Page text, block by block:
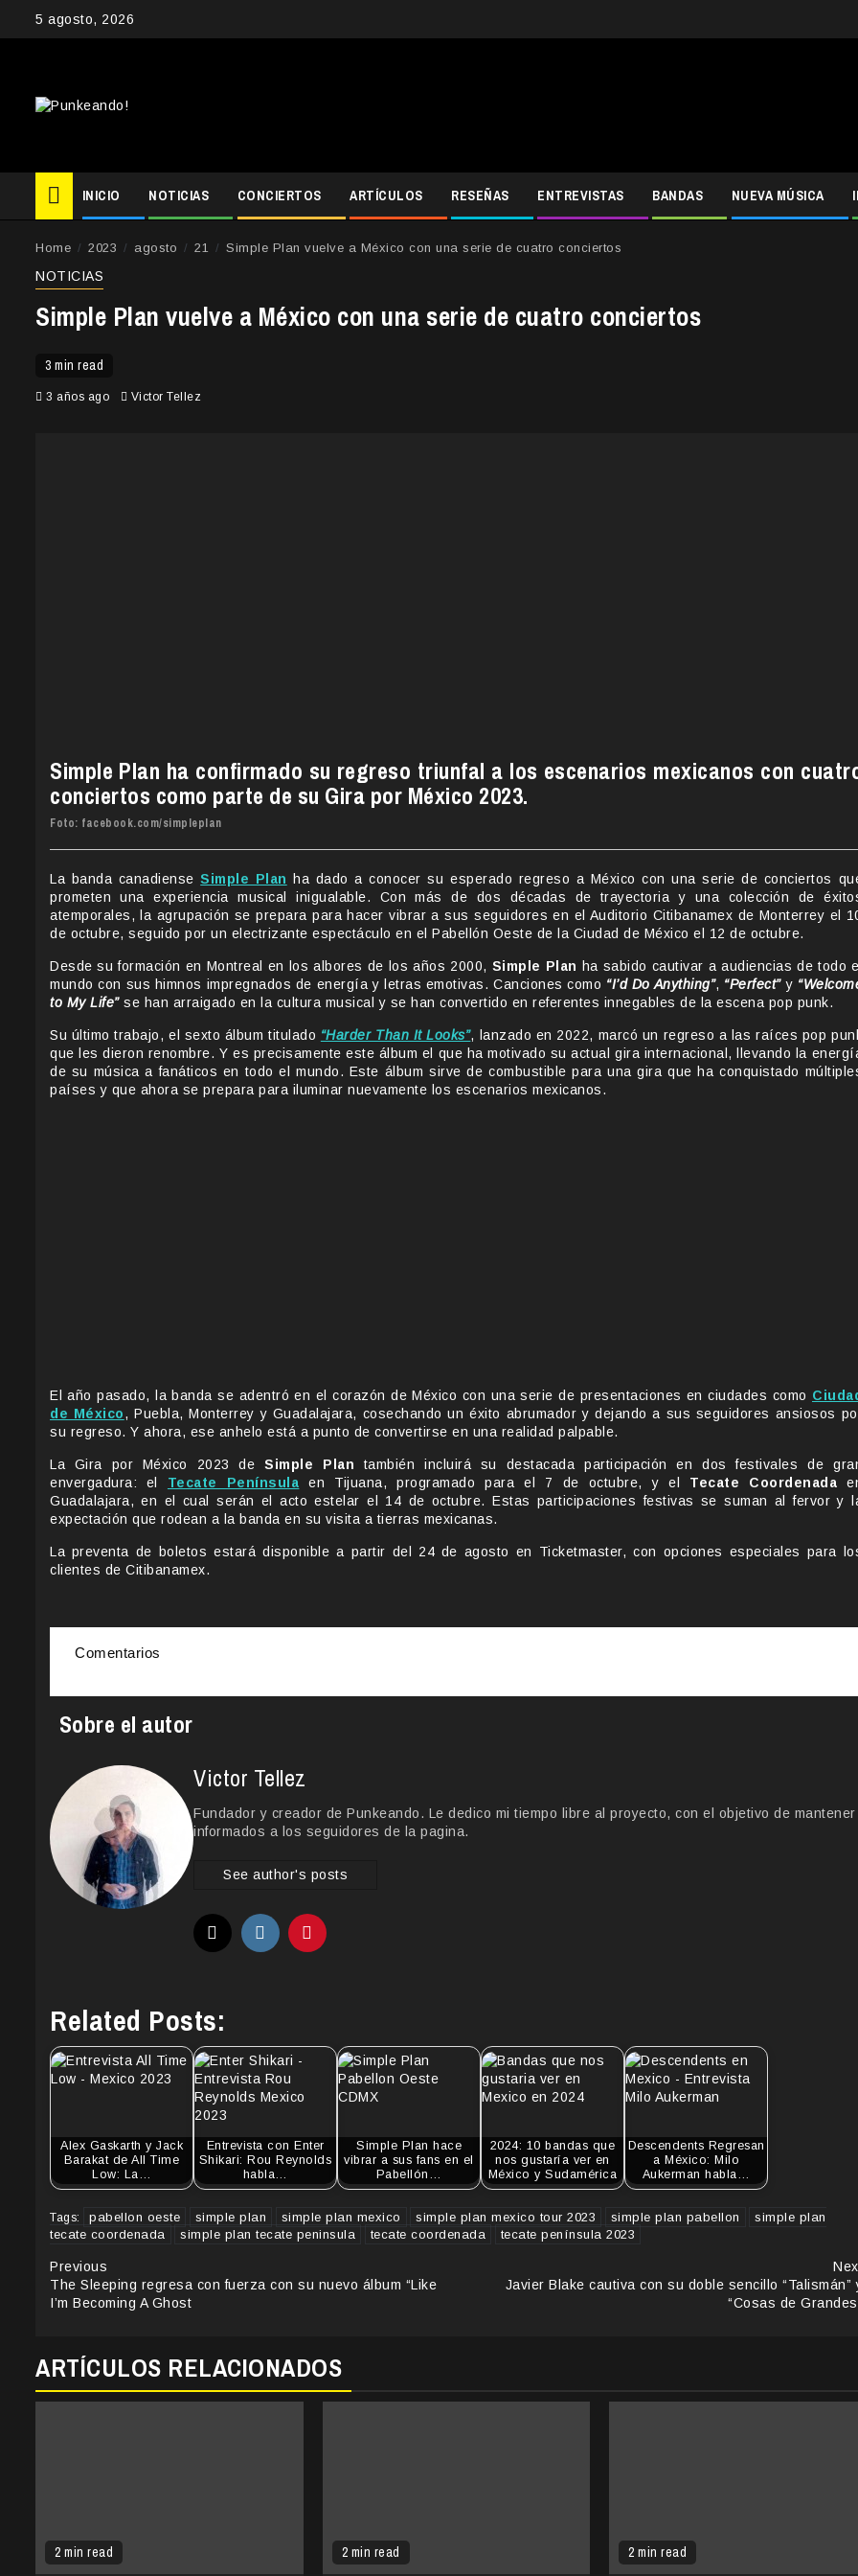
5 agosto, 2026
INICIO NOTICIAS CONCIERTOS ARTÍCULOS RESEÑAS ENTREVISTAS BANDAS NUEVA MÚSICA
Home 2023 agosto 21 Simple Plan vuelve a México con una serie de cuatro conciertos
NOTICIAS
Simple Plan vuelve a México con una serie de cuatro conciertos
3 min read
3 años ago Victor Tellez
Simple Plan ha confirmado su regreso triunfal a los escenarios mexicanos con
conciertos como parte de su Gira por México 2023.
Foto: facebook.com/simpleplan
La banda canadienseSimple Plan
ha dado a conocer su esperado regreso a México con una serie de conciertos
prometen una experiencia musical inigualable. Con más de dos décadas de trayectoria y una colección de
atemporales, la agrupación se prepara para hacer vibrar a sus seguidores en el Auditorio Citibanamex de Monterrey el
de octubre, seguido por un electrizante espectáculo en el Pabellón Oeste de la Ciudad de México el 12 de octubre.
Desde su formación en Montreal en los albores de los años 2000, Simple Plan ha sabido cautivar a audiencias de todo el
mundo con sus himnos impregnados de energía y letras emotivas. Canciones como “I’d Do Anything”, “Perfect”y
to My Life”se han arraigado en la cultura musical y se han convertido en referentes innegables de la escena pop punk.
Su último trabajo, el sexto álbum titulado “Harder Than It Looks”, lanzado en 2022, marcó un regreso a las raíces pop
que les dieron renombre. Y es precisamente este álbum el que ha motivado su actual gira internacional, llevando la
de su música a fanáticos en todo el mundo. Este álbum sirve de combustible para una gira que ha conquistado
países y que ahora se prepara para iluminar nuevamente los escenarios mexicanos.
El año pasado, la banda se adentró en el corazón de México con una serie de presentaciones en ciudades como
de México, Puebla, Monterrey y Guadalajara, cosechando un éxito abrumador y dejando a sus seguidores ansiosos
su regreso. Y ahora, ese anhelo está a punto de convertirse en una realidad palpable.
La Gira por México 2023 deSimple Plan también incluirá su destacada participación en dos festivales de
envergadura: el Tecate Península en Tijuana, programado para el 7 de octubre, y el Tecate Coordenada
Guadalajara, en el cual serán el acto estelar el 14 de octubre. Estas participaciones festivas se suman al fervor y
expectación que rodean a la banda en su visita a tierras mexicanas.
La preventa de boletos estará disponible a partir del 24 de agosto en Ticketmaster, con opciones especiales para
clientes de Citibanamex.
Comentarios
Sobre el autor
Victor Tellez
Fundador y creador de Punkeando. Le dedico mi tiempo libre al proyecto, con el objetivo de mantener
informados a los seguidores de la pagina.
See author's posts
Related Posts:
Alex Gaskarth y Jack
Barakat de All Time
Low: La…
Entrevista con Enter
Shikari: Rou Reynolds
habla…
Simple Plan hace
vibrar a sus fans en el
Pabellón…
2024: 10 bandas que
nos gustaría ver en
México y Sudamérica
Descendents Regresan
a México: Milo
Aukerman habla…
Tags: pabellon oeste simple plan simple plan mexico simple plan mexico tour 2023 simple plan pabellon
simple plan
tecate coordenada
simple plan tecate peninsula tecate coordenada tecate península 2023
Continue
Reading
Previous
The Sleeping regresa con fuerza con su nuevo álbum “Like
I’m Becoming A Ghost
Javier Blake cautiva con su doble sencillo “Talismán”
“Cosas de
ARTÍCULOS RELACIONADOS
2 min read 2 min read 2 min read